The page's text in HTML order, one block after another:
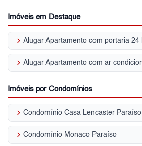
Imóveis em Destaque
keyboard_arrow_right
keyboard_arrow_right
Imóveis por Condomínios
keyboard_arrow_right Condomínio Casa Lencaster Paraíso
keyboard_arrow_right Condomínio Monaco Paraíso